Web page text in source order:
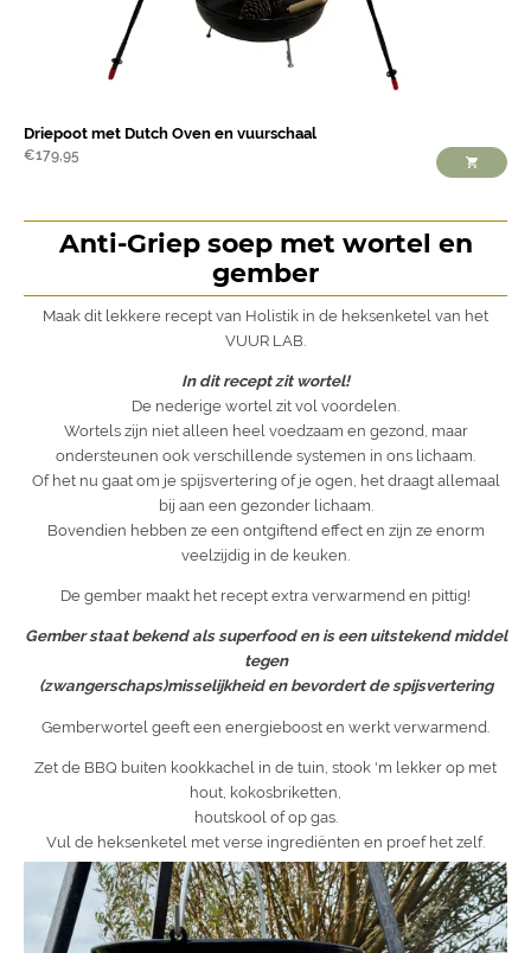
Driepoot met Dutch Oven en vuurschaal
€179,95
Anti-Griep soep met wortel en
gember
Maak dit lekkere recept van Holistik in de heksenketel van het
VUUR LAB.
In dit recept zit wortel!
De nederige wortel zit vol voordelen.
Wortels zijn niet alleen heel voedzaam en gezond, maar
ondersteunen ook verschillende systemen in ons lichaam.
Of het nu gaat om je spijsvertering of je ogen, het draagt allemaal
bij aan een gezonder lichaam.
Bovendien hebben ze een ontgiftend effect en zijn ze enorm
veelzijdig in de keuken.
De gember maakt het recept extra verwarmend en pittig!
Gember staat bekend als superfood en is een uitstekend middel
tegen
(zwangerschaps)misselijkheid en bevordert de spijsvertering
Gemberwortel geeft een energieboost en werkt verwarmend.
Zet de BBQ buiten kookkachel in de tuin, stook 'm lekker op met
hout, kokosbriketten,
houtskool of op gas.
Vul de heksenketel met verse ingrediënten en proef het zelf.